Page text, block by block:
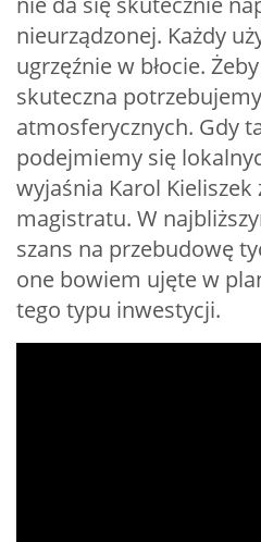
nieurządzonej. Każdy
ugrzęźnie w błocie.
skuteczna
atmosferycznych. Gdy
podejmiemy się
wyjaśnia Karol Kieliszek
magistratu. W
szans na przebudowę
one bowiem ujęte w
tego typu inwestycji.